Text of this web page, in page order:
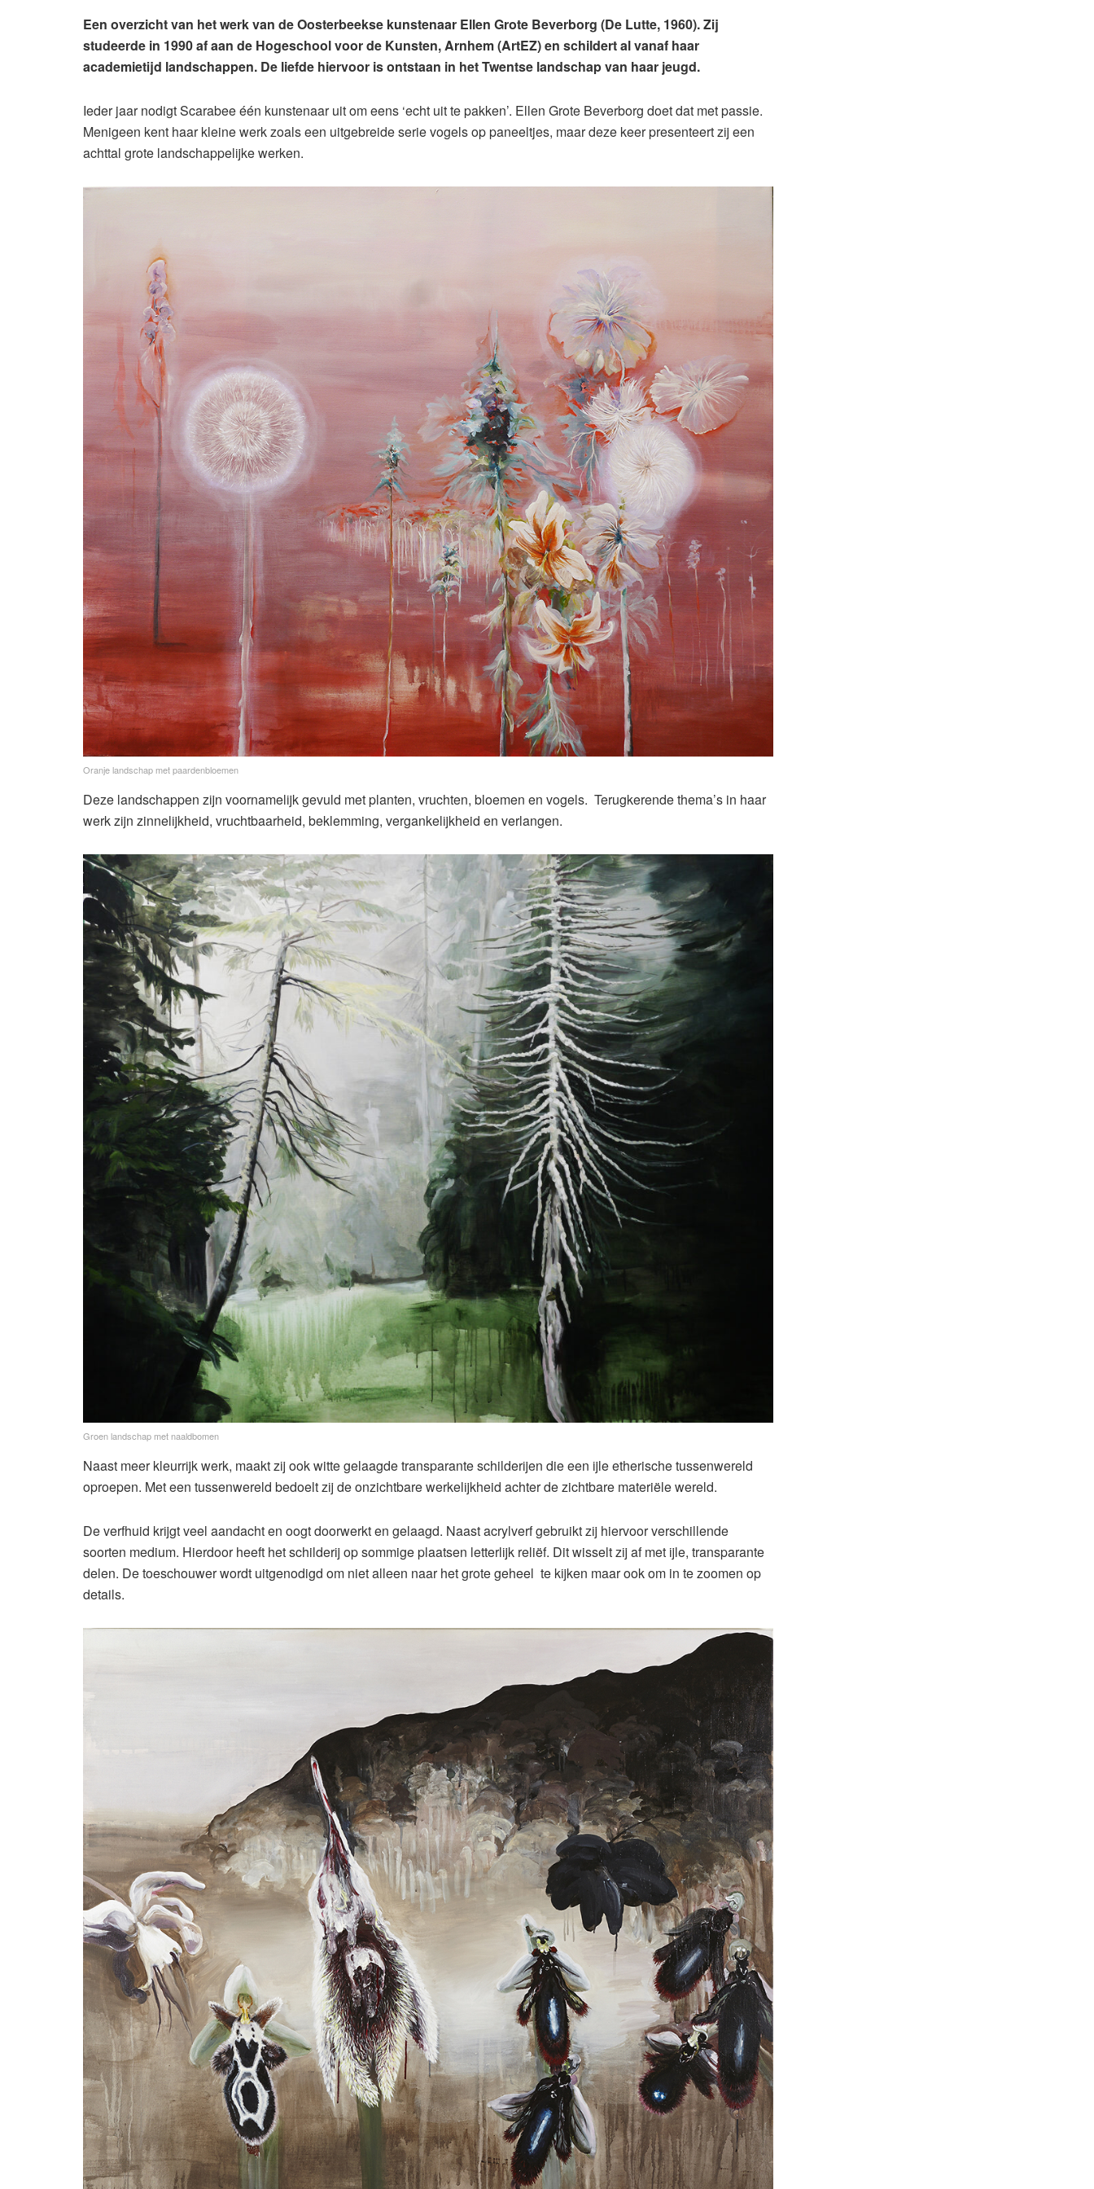
Een overzicht van het werk van de Oosterbeekse kunstenaar Ellen Grote Beverborg (De Lutte, 1960). Zij
studeerde in 1990 af aan de Hogeschool voor de Kunsten, Arnhem (ArtEZ) en schildert al vanaf haar
academietijd landschappen. De liefde hiervoor is ontstaan in het Twentse landschap van haar jeugd.
Ieder jaar nodigt Scarabee één kunstenaar uit om eens ‘echt uit te pakken’. Ellen Grote Beverborg doet dat met passie.
Menigeen kent haar kleine werk zoals een uitgebreide serie vogels op paneeltjes, maar deze keer presenteert zij een
achttal grote landschappelijke werken.
Oranje landschap met paardenbloemen
Deze landschappen zijn voornamelijk gevuld met planten, vruchten, bloemen en vogels. Terugkerende thema’s in haar
werk zijn zinnelijkheid, vruchtbaarheid, beklemming, vergankelijkheid en verlangen.
Groen landschap met naaldbomen
Naast meer kleurrijk werk, maakt zij ook witte gelaagde transparante schilderijen die een ijle etherische tussenwereld
oproepen. Met een tussenwereld bedoelt zij de onzichtbare werkelijkheid achter de zichtbare materiële wereld.
De verfhuid krijgt veel aandacht en oogt doorwerkt en gelaagd. Naast acrylverf gebruikt zij hiervoor verschillende
soorten medium. Hierdoor heeft het schilderij op sommige plaatsen letterlijk reliëf. Dit wisselt zij af met ijle, transparante
delen. De toeschouwer wordt uitgenodigd om niet alleen naar het grote geheel te kijken maar ook om in te zoomen op
details.